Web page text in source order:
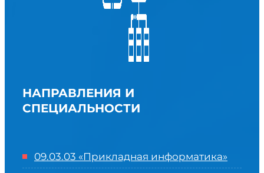
НАПРАВЛЕНИЯ И
СПЕЦИАЛЬНОСТИ
09.03.03 «Прикладная информатика»